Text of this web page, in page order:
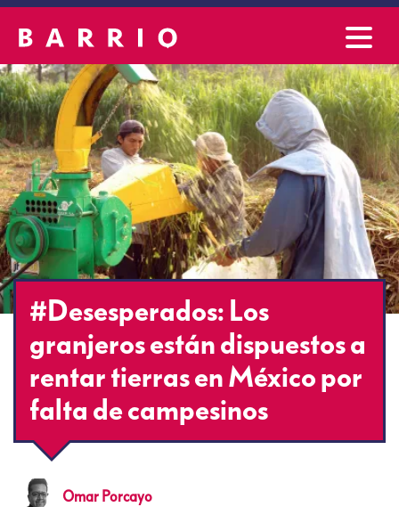
#Desesperados: Los
granjeros están dispuestos a
rentar tierras en México por
falta de campesinos
Omar Porcayo